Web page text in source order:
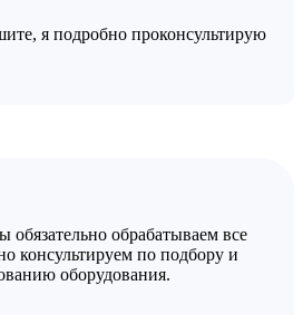
я подробно проконсультирую
обязательно обрабатываем все
консультируем по подбору и
оборудования.